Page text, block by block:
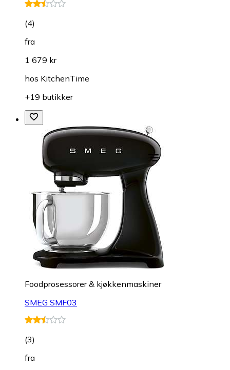
(4)
fra
1 679 kr
hos KitchenTime
+19 butikker
Foodprosessorer & kjøkkenmaskiner
SMEG SMF03
(3)
fra